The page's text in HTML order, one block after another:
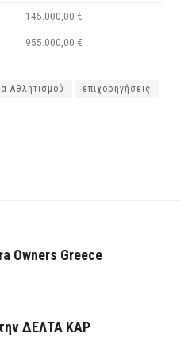
145.000,00 €
955.000,00 €
Αθλητισμού επιχορηγήσεις
Owners Greece
ΔΕΛΤΑ ΚΑΡ